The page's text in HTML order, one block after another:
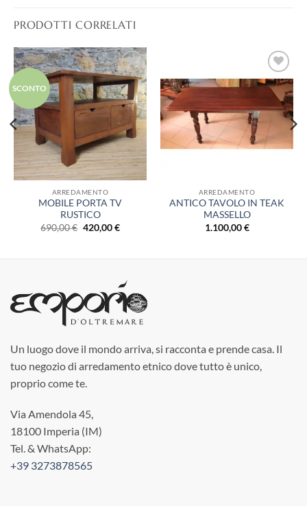
PRODOTTI CORRELATI
SCONTO
Aggiungi
alla lista
dei
desideri
ARREDAMENTO
MOBILE PORTA TV
RUSTICO
690,00€ Il
prezzo
420,00€Il
Aggiungi
alla lista
desideri
ARREDAMENTO
ANTICO TAVOLO IN TEAK
MASSELLO
1.100,00€
Un luogo dove il mondo arriva, si racconta e prende casa. Il
tuo negozio di arredamento etnico dove tutto è unico,
proprio come te.
Via Amendola 45,
18100 Imperia (IM)
Tel. & WhatsApp:
+39 3273878565